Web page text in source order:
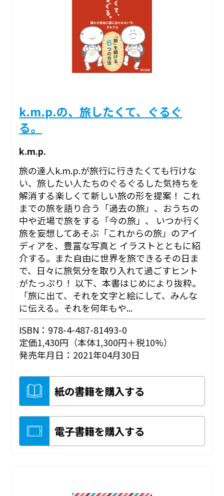
k.m.p.の、旅したくて、ぐるぐ
る。
k.m.p.
旅の達人k.m.p.が旅行に行きたくても行けな
い、旅したい人たちのぐるぐるした気持ちを
解消する楽しくて新しい旅の形を提案！ これ
までの旅を語り合う「過去の旅」、おうちの
中や近場で旅をする「今の旅」、 いつか行く
旅を妄想してあそぶ「これからの旅」のアイ
ディアを、豊富な写真と イラストとともに紹
介する。また自由に世界を旅できるその日ま
で、日々に旅気分を取り入れて過ごすヒント
がたっぷり！ 以下、本書はじめにより抜粋。
「旅に出て、それを文字と絵にして、みんな
に伝える。それを何年もや...
ISBN：978-4-487-81493-0
定価1,430円（本体1,300円＋税10%）
発売年月日：2021年04月30日
紙の書籍を購入する
電子書籍を購入する